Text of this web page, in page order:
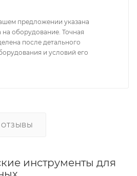
предложении указана
оборудование. Точная
после детального
и условий его
ОТЗЫВЫ
инструменты для